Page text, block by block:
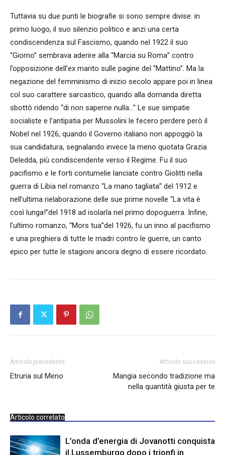
Tuttavia su due punti le biografie si sono sempre divise: in
primo luogo, il suo silenzio politico e anzi una certa
condiscendenza sul Fascismo, quando nel 1922 il suo
“Giorno” sembrava aderire alla “Marcia su Roma” contro
l’opposizione dell’ex marito sulle pagine del “Mattino”. Ma la
negazione del femminismo di inizio secolo appare poi in linea
col suo carattere sarcastico, quando alla domanda diretta
sbottò ridendo “di non saperne nulla…” Le sue simpatie
socialiste e l’antipatia per Mussolini le fecero perdere però il
Nobel nel 1926, quando il Governo italiano non appoggiò la
sua candidatura, segnalando invece la meno quotata Grazia
Deledda, più condiscendente verso il Regime. Fu il suo
pacifismo e le forti contumelie lanciate contro Giolitti nella
guerra di Libia nel romanzo “La mano tagliata” del 1912 e
nell’ultima rielaborazione delle sue prime novelle “La vita è
così lunga!”del 1918 ad isolarla nel primo dopoguerra. Infine,
l’ultimo romanzo, “Mors tua”del 1926, fu un inno al pacifismo
e una preghiera di tutte le madri contro le guerre, un canto
epico per tutte le stagioni ancora degno di essere ricordato.
Articolo precedente
Etruria sul Meno
Articolo successivo
Mangia secondo tradizione ma
nella quantità giusta per te
Articolo correlato
L’onda d’energia di Jovanotti conquista
il Lussemburgo dopo i trionfi in